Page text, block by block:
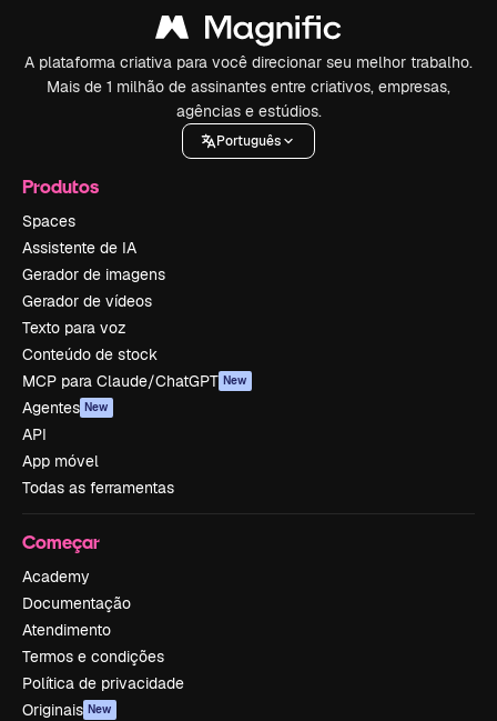
A plataforma criativa para você direcionar seu melhor trabalho.
Mais de 1 milhão de assinantes entre criativos, empresas,
agências e estúdios.
Português
Produtos
Spaces
Assistente de IA
Gerador de imagens
Gerador de vídeos
Texto para voz
Conteúdo de stock
MCP para Claude/ChatGPT New
Agentes New
API
App móvel
Todas as ferramentas
Começar
Academy
Documentação
Atendimento
Termos e condições
Política de privacidade
Originais New